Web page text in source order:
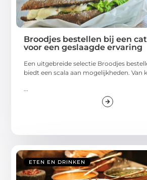
Broodjes bestellen bij een
voor een geslaagde ervaring
Een uitgebreide selectie Broodjes
biedt een scala aan mogelijkheden. Van
...
ETEN EN DRINKEN